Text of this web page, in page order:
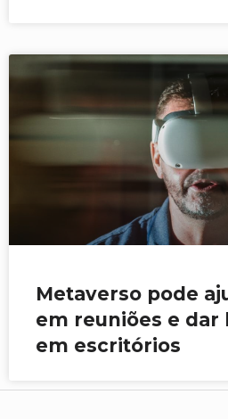
Metaverso pode
em reuniões e dar
em escritórios